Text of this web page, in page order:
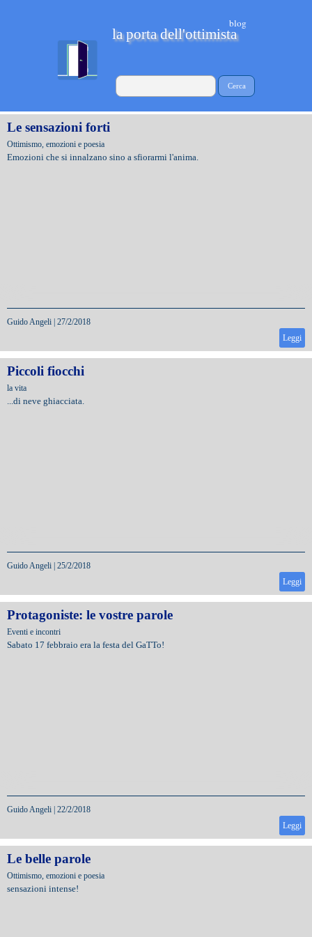
la porta dell'ottimista
blog
Cerca
Le sensazioni forti
Ottimismo, emozioni e poesia
Emozioni che si innalzano sino a sfiorarmi l'anima.
Guido Angeli 27/2/2018
Leggi
Piccoli fiocchi
la vita
...di neve ghiacciata.
Guido Angeli 25/2/2018
Leggi
Protagoniste: le vostre parole
Eventi e incontri
Sabato 17 febbraio era la festa del GaTTo!
Guido Angeli 22/2/2018
Leggi
Le belle parole
Ottimismo, emozioni e poesia
sensazioni intense!